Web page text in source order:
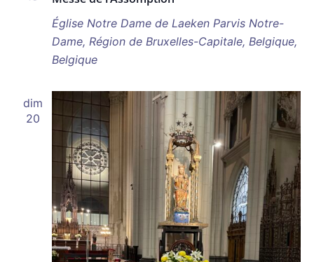
Église Notre Dame de Laeken Parvis Notre-
Dame, Région de Bruxelles-Capitale, Belgique,
Belgique
dim
20